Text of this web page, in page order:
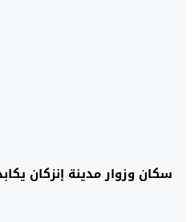
سكان وزوار مدينة إنزكان